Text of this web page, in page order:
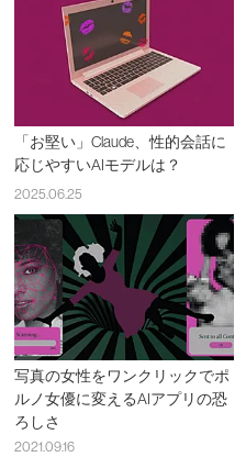
「お堅い」Claude、性的会話に
応じやすいAIモデルは？
2025.06.25
写真の女性をワンクリックでポ
ルノ女優に変えるAIアプリの恐
ろしさ
2021.09.16